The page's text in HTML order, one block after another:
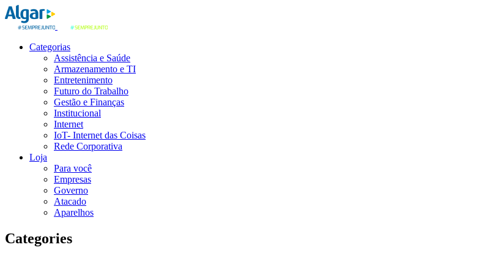
Categorias
Assistência e Saúde
Armazenamento e TI
Entretenimento
Futuro do Trabalho
Gestão e Finanças
Institucional
Internet
IoT- Internet das Coisas
Rede Corporativa
Loja
Para você
Empresas
Governo
Atacado
Aparelhos
Categories